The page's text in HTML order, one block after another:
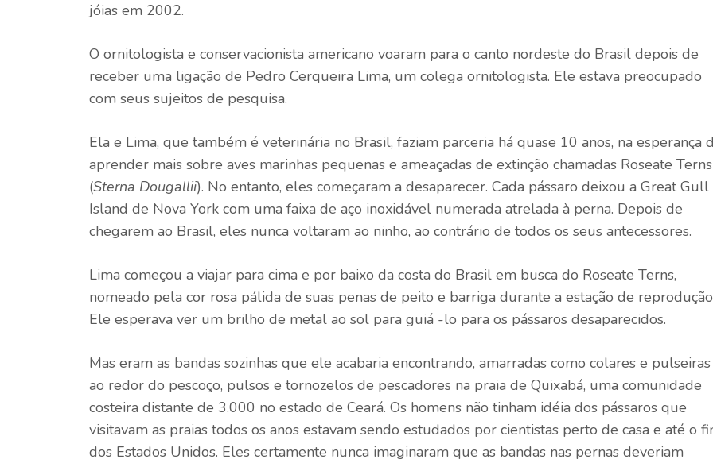
jóias em 2002.
O ornitologista e conservacionista americano voaram para o canto nordeste do Brasil depois de
receber uma ligação de Pedro Cerqueira Lima, um colega ornitologista. Ele estava preocupado
com seus sujeitos de pesquisa.
Ela e Lima, que também é veterinária no Brasil, faziam parceria há quase 10 anos, na esperança
aprender mais sobre aves marinhas pequenas e ameaçadas de extinção chamadas Roseate Terns
(Sterna Dougallii). No entanto, eles começaram a desaparecer. Cada pássaro deixou a Great Gull
Island de Nova York com uma faixa de aço inoxidável numerada atrelada à perna. Depois de
chegarem ao Brasil, eles nunca voltaram ao ninho, ao contrário de todos os seus antecessores.
Lima começou a viajar para cima e por baixo da costa do Brasil em busca do Roseate Terns,
nomeado pela cor rosa pálida de suas penas de peito e barriga durante a estação de
Ele esperava ver um brilho de metal ao sol para guiá -lo para os pássaros desaparecidos.
Mas eram as bandas sozinhas que ele acabaria encontrando, amarradas como colares e pulseiras
ao redor do pescoço, pulsos e tornozelos de pescadores na praia de Quixabá, uma comunidade
costeira distante de 3.000 no estado de Ceará. Os homens não tinham idéia dos pássaros que
visitavam as praias todos os anos estavam sendo estudados por cientistas perto de casa e até o
dos Estados Unidos. Eles certamente nunca imaginaram que as bandas nas pernas deveriam